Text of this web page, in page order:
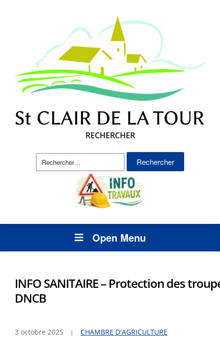
RECHERCHER
Rechercher :
Open Menu
INFO SANITAIRE – Protection des
DNCB
3 octobre 2025 CHAMBRE D'AGRICULTURE